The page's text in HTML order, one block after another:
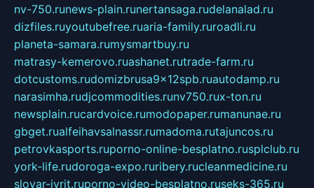
nv-750.runews-plain.runertansaga.rudelanalad.ru
dizfiles.ruyoutubefree.ruaria-family.ruroadli.ru
planeta-samara.rumysmartbuy.ru
matrasy-kemerovo.ruashanet.rutrade-farm.ru
dotcustoms.rudomizbrusa9x12spb.ruautodamp.ru
narasimha.rudjcommodities.runv750.rux-ton.ru
newsplain.rucardvoice.rumodopaper.rumanunae.ru
gbget.rualfeihavsalnassr.rumadoma.rutajuncos.ru
petrovkasports.ruporno-online-besplatno.rusplclub.ru
york-life.rudoroga-expo.ruribery.rucleanmedicine.ru
slovar-ivrit.ruporno-video-besplatno.ruseks-365.ru